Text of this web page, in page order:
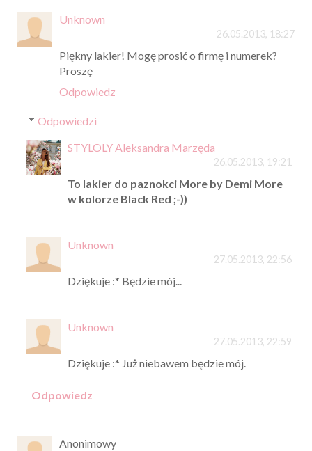
Unknown
26.05.2013, 18:27
Piękny lakier! Mogę prosić o firmę i numerek?
Proszę
Odpowiedz
Odpowiedzi
STYLOLY Aleksandra Marzęda
26.05.2013, 19:21
To lakier do paznokci More by Demi More
w kolorze Black Red ;-))
Unknown
27.05.2013, 22:56
Dziękuje :* Będzie mój...
Unknown
27.05.2013, 22:59
Dziękuje :* Już niebawem będzie mój.
Odpowiedz
Anonimowy